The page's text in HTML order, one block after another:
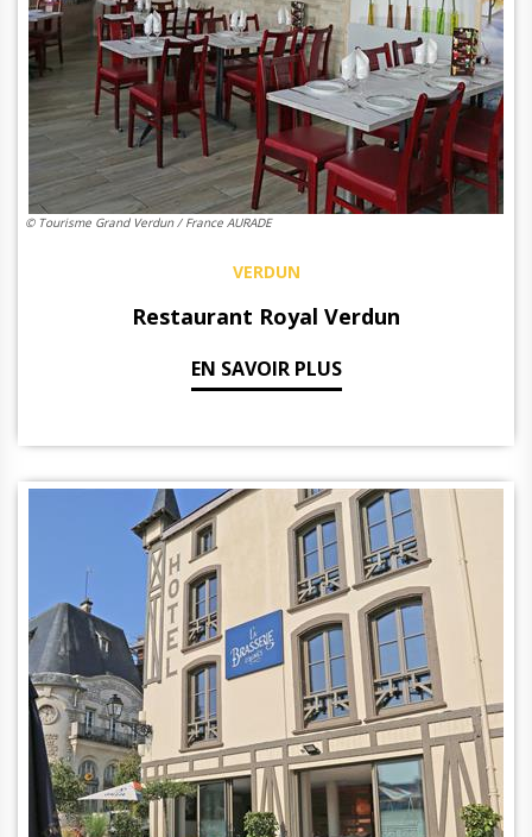
© Tourisme Grand Verdun / France AURADE
VERDUN
Restaurant Royal Verdun
EN SAVOIR PLUS